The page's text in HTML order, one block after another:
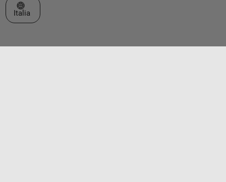
Seleziona un sito web
Italia